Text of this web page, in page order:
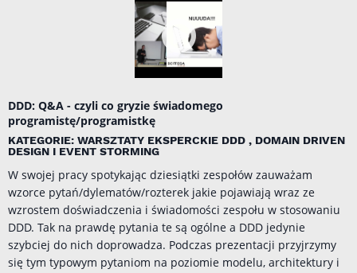
DDD: Q&A - czyli co gryzie świadomego
programistę/programistkę
KATEGORIE: WARSZTATY EKSPERCKIE DDD , DOMAIN DRIVEN
DESIGN I EVENT STORMING
W swojej pracy spotykając dziesiątki zespołów zauważam
wzorce pytań/dylematów/rozterek jakie pojawiają wraz ze
wzrostem doświadczenia i świadomości zespołu w stosowaniu
DDD. Tak na prawdę pytania te są ogólne a DDD jedynie
szybciej do nich doprowadza. Podczas prezentacji przyjrzymy
się tym typowym pytaniom na poziomie modelu, architektury i